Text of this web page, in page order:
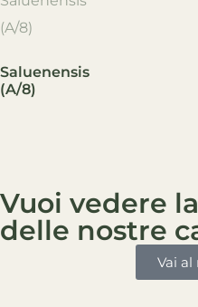
Saluenensis
(A/8)
Vuoi vedere
delle nostre
Vai al